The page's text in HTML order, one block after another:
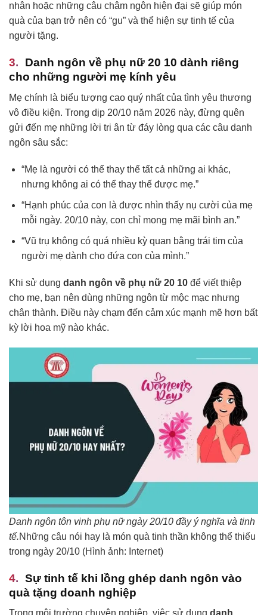
nhân hoặc những câu châm ngôn hiện đại sẽ giúp món
quà của bạn trở nên có “gu” và thể hiện sự tinh tế của
người tặng.
Danh ngôn về phụ nữ 20 10 dành riêng
cho những người mẹ kính yêu
Mẹ chính là biểu tượng cao quý nhất của tình yêu thương
vô điều kiện. Trong dịp 20/10 năm 2026 này, đừng quên
gửi đến mẹ những lời tri ân từ đáy lòng qua các câu danh
ngôn sâu sắc:
“Mẹ là người có thể thay thế tất cả những ai khác,
nhưng không ai có thể thay thế được mẹ.”
“Hạnh phúc của con là được nhìn thấy nụ cười của mẹ
mỗi ngày. 20/10 này, con chỉ mong mẹ mãi bình an.”
“Vũ trụ không có quá nhiều kỳ quan bằng trái tim của
người mẹ dành cho đứa con của mình.”
Khi sử dụng danh ngôn về phụ nữ 20 10 để viết thiệp
cho mẹ, bạn nên dùng những ngôn từ mộc mạc nhưng
chân thành. Điều này chạm đến cảm xúc mạnh mẽ hơn bất
kỳ lời hoa mỹ nào khác.
Danh ngôn tôn vinh phụ nữ ngày 20/10 đầy ý nghĩa và tinh
tế.Những câu nói hay là món quà tinh thần không thể thiếu
trong ngày 20/10 (Hình ảnh: Internet)
Sự tinh tế khi lồng ghép danh ngôn vào
quà tặng doanh nghiệp